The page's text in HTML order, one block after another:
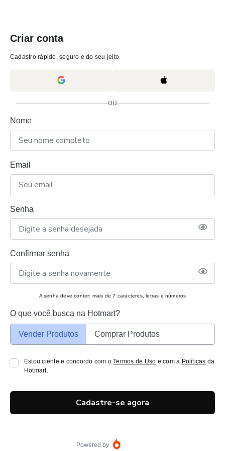
Criar conta
Cadastro rápido, seguro e do seu jeito.
ou
Nome
Email
Senha
Confirmar senha
A senha deve conter: mais de 7 caracteres, letras e números
O que você busca na Hotmart?
Vender Produtos Comprar Produtos
Estou ciente e concordo com oTermos de Uso e com a Políticas da
Hotmart.
Cadastre-se agora
Powered by